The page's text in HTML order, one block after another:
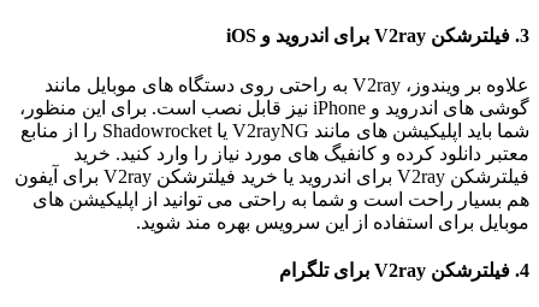
3. فیلترشکن V2ray برای اندروید و iOS
علاوه بر ویندوز، V2ray به راحتی روی دستگاه های موبایل مانند
گوشی های اندروید و iPhone نیز قابل نصب است. برای این منظور،
شما باید اپلیکیشن های مانند V2rayNG یا Shadowrocket را از منابع
معتبر دانلود کرده و کانفیگ های مورد نیاز را وارد کنید. خرید
فیلترشکن V2ray برای اندروید یا خرید فیلترشکن V2ray برای آیفون
هم بسیار راحت است و شما به راحتی می توانید از اپلیکیشن های
موبایل برای استفاده از این سرویس بهره مند شوید.
4. فیلترشکن V2ray برای تلگرام